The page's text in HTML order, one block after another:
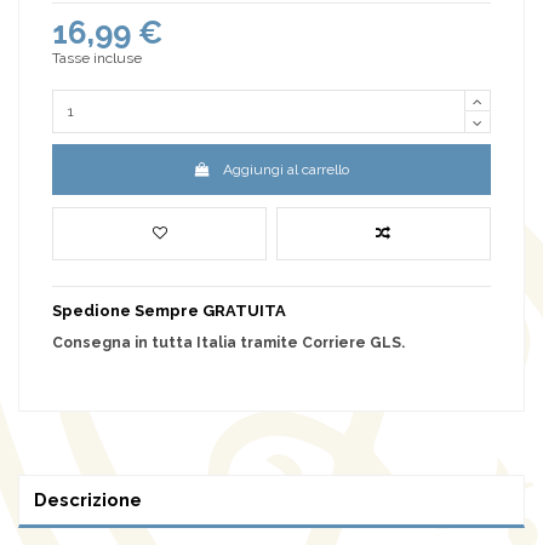
16,99 €
Tasse incluse
Aggiungi al carrello
Spedione Sempre GRATUITA
Consegna in tutta Italia tramite Corriere GLS.
Descrizione